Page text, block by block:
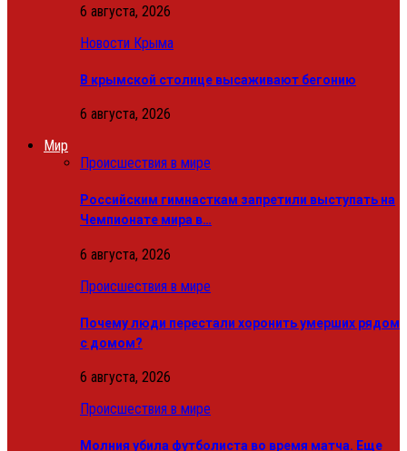
6 августа, 2026
Новости Крыма
В крымской столице высаживают бегонию
6 августа, 2026
Мир
Происшествия в мире
Российским гимнасткам запретили выступать на
Чемпионате мира в…
6 августа, 2026
Происшествия в мире
Почему люди перестали хоронить умерших рядом
с домом?
6 августа, 2026
Происшествия в мире
Молния убила футболиста во время матча. Еще